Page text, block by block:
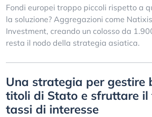
Fondi europei troppo piccoli rispetto a
la soluzione? Aggregazioni come
Investment, creando un colosso da
resta il nodo della strategia asiatica.
Una strategia per gestire
titoli di Stato e sfruttare il
tassi di interesse